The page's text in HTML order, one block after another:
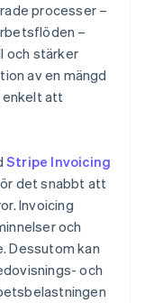
processer –
–
och stärker
av en mängd
enkelt att
Stripe Invoicing
det snabbt att
Invoicing
och
Dessutom kan
och